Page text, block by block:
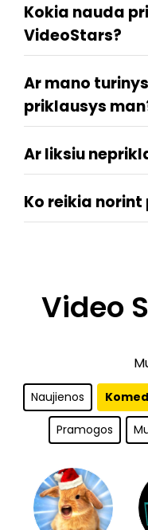
Kokia nauda
VideoStars?
Ar mano
priklausys
Ar liksiu
Ko reikia
Video
Naujienos
Pramogos